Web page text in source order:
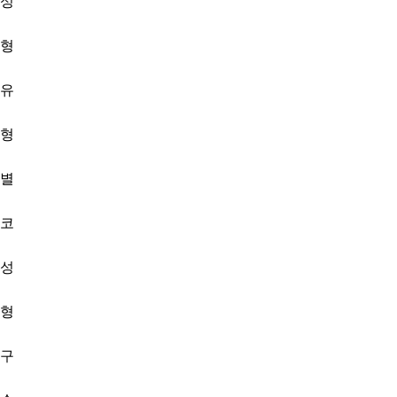
형
유
형
별
코
성
형
구